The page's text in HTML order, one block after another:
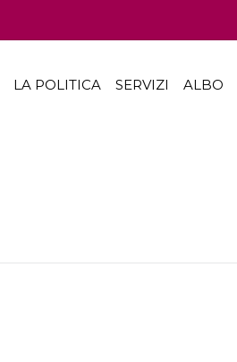
LA POLITICA SERVIZI ALBO